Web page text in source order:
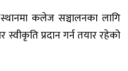
कलेज सञ्चालनका लागि
प्रदान गर्न तयार रहेको